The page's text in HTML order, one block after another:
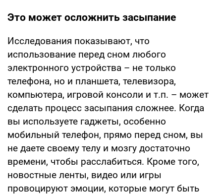
Это может осложнить засыпание
Исследования показывают, что
использование перед сном любого
электронного устройства – не только
телефона, но и планшета, телевизора,
компьютера, игровой консоли и т.п. – может
сделать процесс засыпания сложнее. Когда
вы используете гаджеты, особенно
мобильный телефон, прямо перед сном, вы
не даете своему телу и мозгу достаточно
времени, чтобы расслабиться. Кроме того,
новостные ленты, видео или игры
провоцируют эмоции, которые могут быть